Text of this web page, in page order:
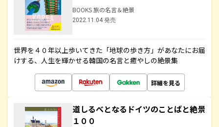
BOOKS 旅の名言＆絶景
2022.11.04 発売
世界を４０年以上歩いてきた「地球の歩き方」があなたにお届
けする、人生を輝かせる韓国の名言と癒やしの絶景集
詳細を見る
道しるべとなるドイツのことばと絶景
１００